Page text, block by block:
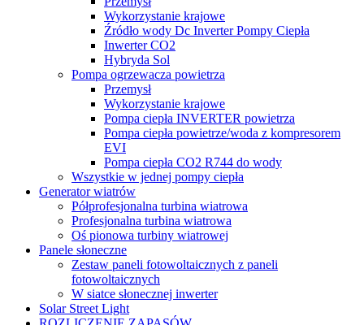
Wykorzystanie krajowe
Źródło wody Dc Inverter Pompy Ciepła
Inwerter CO2
Hybryda Sol
Pompa ogrzewacza powietrza
Przemysł
Wykorzystanie krajowe
Pompa ciepła INVERTER powietrza
Pompa ciepła powietrze/woda z kompresorem
EVI
Pompa ciepła CO2 R744 do wody
Wszystkie w jednej pompy ciepła
Generator wiatrów
Półprofesjonalna turbina wiatrowa
Profesjonalna turbina wiatrowa
Oś pionowa turbiny wiatrowej
Panele słoneczne
Zestaw paneli fotowoltaicznych z paneli
fotowoltaicznych
W siatce słonecznej inwerter
Solar Street Light